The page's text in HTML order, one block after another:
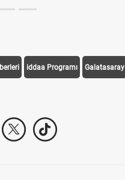
iddaa Programı Galatasaray